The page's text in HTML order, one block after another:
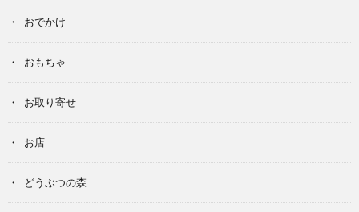
おでかけ
おもちゃ
お取り寄せ
お店
どうぶつの森